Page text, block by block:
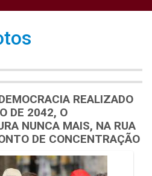
REALIZADO
DE 2042, O
NUNCA MAIS, NA RUA
DE CONCENTRAÇÃO